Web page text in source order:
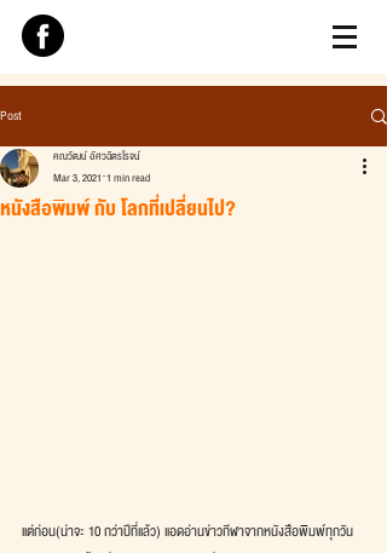
Post
หนังสือพิมพ์ กับ โลกที่เปลี่ยนไป?
คณวัฒน์ อัศวฉัตรโรจน์
Mar 3, 2021 1 min read
แต่ก่อน(น่าจะ 10 กว่าปีที่แล้ว) แอดอ่านข่าวกีฬาจากหนังสือพิมพ์ทุกวัน